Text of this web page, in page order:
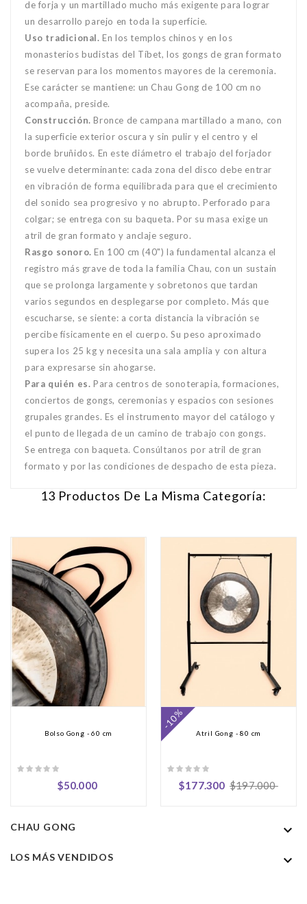
de forja y un martillado mucho más exigente para lograr
un desarrollo parejo en toda la superficie.
Uso tradicional. En los templos chinos y en los
monasterios budistas del Tíbet, los gongs de gran formato
se reservan para los momentos mayores de la ceremonia.
Ese carácter se mantiene: un Chau Gong de 100 cm no
acompaña, preside.
Construcción. Bronce de campana martillado a mano, con
la superficie exterior oscura y sin pulir y el centro y el
borde bruñidos. En este diámetro el trabajo del forjador
se vuelve determinante: cada zona del disco debe entrar
en vibración de forma equilibrada para que el crecimiento
del sonido sea progresivo y no abrupto. Perforado para
colgar; se entrega con su baqueta. Por su masa exige un
atril de gran formato y anclaje seguro.
Rasgo sonoro. En 100 cm (40") la fundamental alcanza el
registro más grave de toda la familia Chau, con un sustain
que se prolonga largamente y sobretonos que tardan
varios segundos en desplegarse por completo. Más que
escucharse, se siente: a corta distancia la vibración se
percibe físicamente en el cuerpo. Su peso aproximado
supera los 25 kg y necesita una sala amplia y con altura
para expresarse sin ahogarse.
Para quién es. Para centros de sonoterapia, formaciones,
conciertos de gongs, ceremonias y espacios con sesiones
grupales grandes. Es el instrumento mayor del catálogo y
el punto de llegada de un camino de trabajo con gongs.
Se entrega con baqueta. Consúltanos por atril de gran
formato y por las condiciones de despacho de esta pieza.
13 Productos De La Misma Categoría:
Bolso Gong - 60 cm
Precio
$50.000
Atril Gong - 80 cm
Precio
$177.300 Precio
$197.000
-10%
CHAU GONG 
LOS MÁS VENDIDOS 